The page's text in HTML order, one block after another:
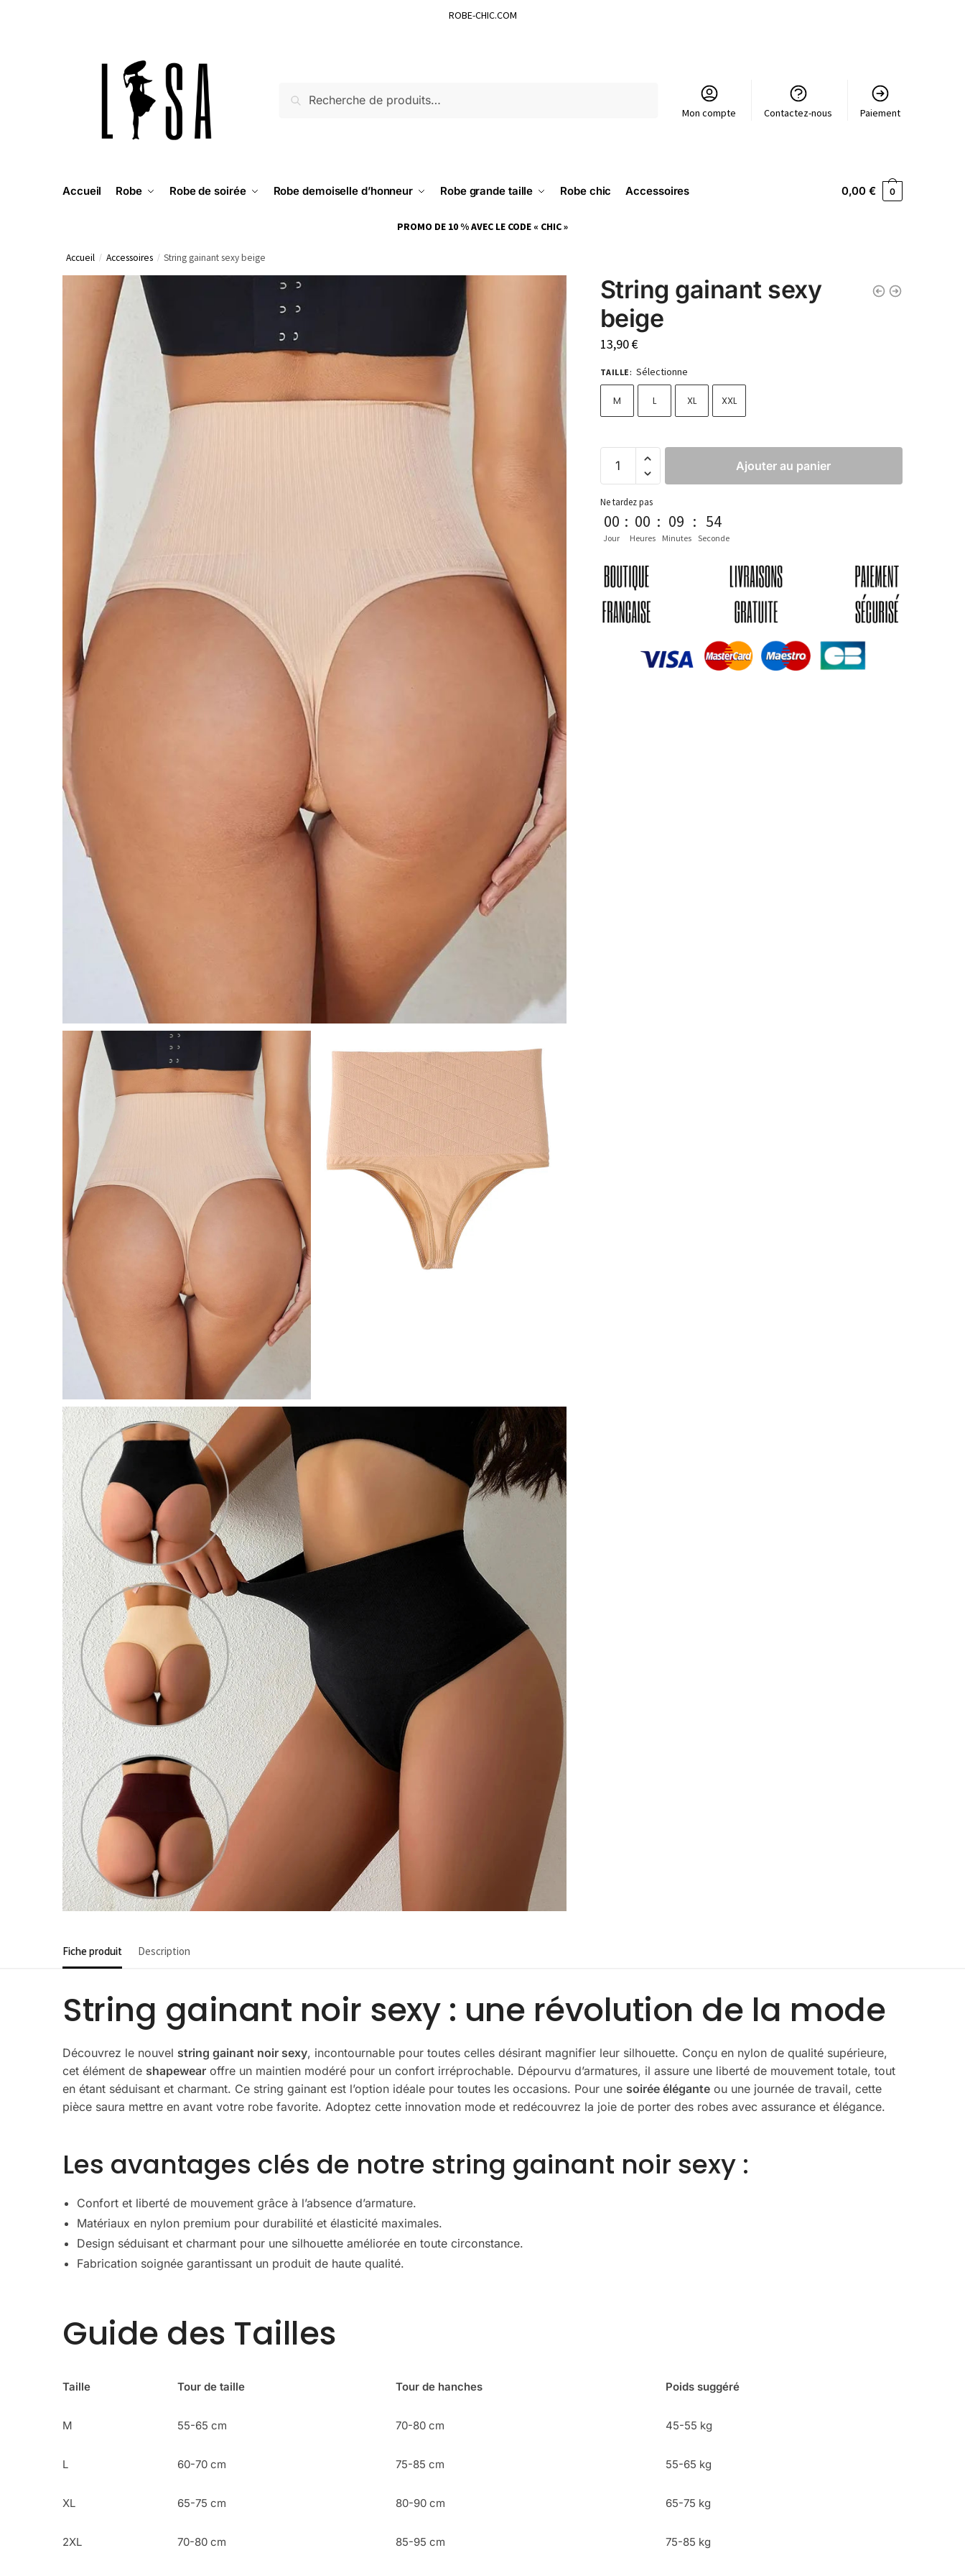
ROBE-CHIC.COM
RECHERCHE
Mon compte Contactez-nous Paiement
Accueil Robe Robe de soirée Robe demoiselle d’honneur Robe grande taille Robe chic Accessoires 0,00€ 0
PROMO DE 10 % AVEC LE CODE « CHIC »
Accueil / Accessoires / String gainant sexy beige
String gainant sexy
beige
13,90€
TAILLE: Sélectionne
M L XL XXL
Ajouter au panier
Ne tardez pas
00
Jour
: 00
Heures
: 09
Minutes
: 51
Seconde
Fiche produit Description
String gainant noir sexy : une révolution de la mode
Découvrez le nouvel string gainant noir sexy, incontournable pour toutes celles désirant magnifier leur silhouette. Conçu en nylon de qualité supérieure,
cet élément de shapewear offre un maintien modéré pour un confort irréprochable. Dépourvu d’armatures, il assure une liberté de mouvement totale, tout
en étant séduisant et charmant. Ce string gainant est l’option idéale pour toutes les occasions. Pour une soirée élégante ou une journée de travail, cette
pièce saura mettre en avant votre robe favorite. Adoptez cette innovation mode et redécouvrez la joie de porter des robes avec assurance et élégance.
Les avantages clés de notre string gainant noir sexy :
Confort et liberté de mouvement grâce à l’absence d’armature.
Matériaux en nylon premium pour durabilité et élasticité maximales.
Design séduisant et charmant pour une silhouette améliorée en toute circonstance.
Fabrication soignée garantissant un produit de haute qualité.
Guide des Tailles
Taille Tour de taille Tour de hanches Poids suggéré
M 55-65 cm 70-80 cm 45-55 kg
L 60-70 cm 75-85 cm 55-65 kg
XL 65-75 cm 80-90 cm 65-75 kg
2XL 70-80 cm 85-95 cm 75-85 kg